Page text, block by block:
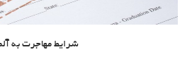
شرایط مهاجرت به